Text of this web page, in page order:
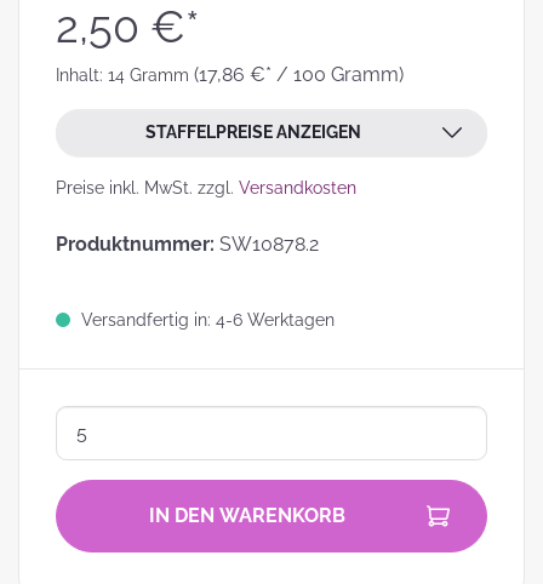
2,50 €*
Inhalt: 14 Gramm (17,86 €* / 100 Gramm)
STAFFELPREISE ANZEIGEN
Preise inkl. MwSt. zzgl. Versandkosten
Produktnummer: SW10878.2
Versandfertig in: 4-6 Werktagen
IN DEN WARENKORB